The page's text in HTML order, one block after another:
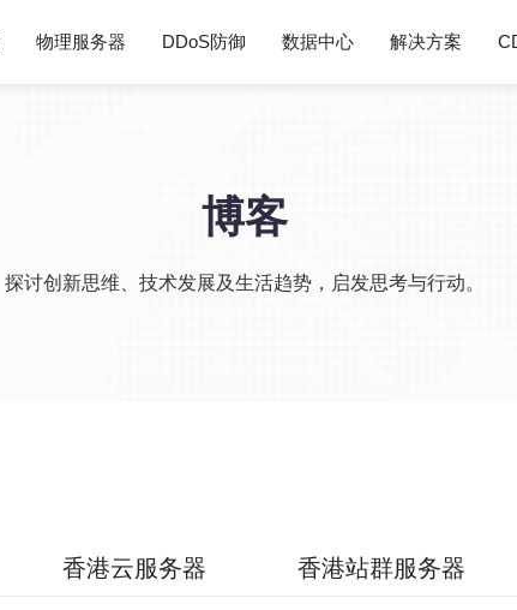
物理服务器 DDoS防御 数据中心 解决方案
博客
探讨创新思维、技术发展及生活趋势，启发思考与行动。
香港云服务器 香港站群服务器